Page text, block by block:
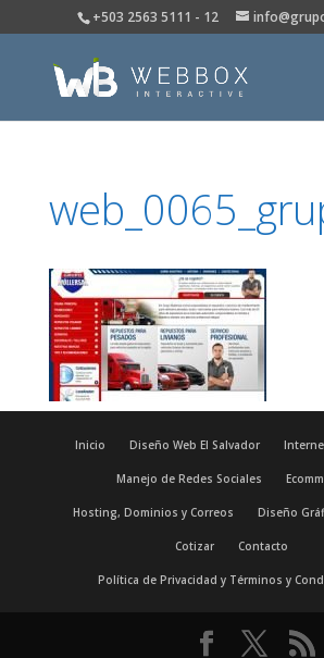
+503 2563 5111 - 12
Inicio Diseño Web El Salvador
Manejo de Redes Sociales
Hosting, Dominios y Correos Diseño
Cotizar Contacto
Política de Privacidad y Términos y